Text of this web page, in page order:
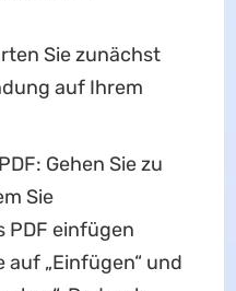
Sie zunächst
auf Ihrem
Gehen Sie zu
Sie
PDF einfügen
auf „Einfügen“ und